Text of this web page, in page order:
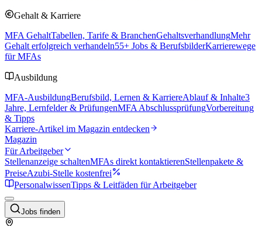
Gehalt & Karriere
MFA GehaltTabellen, Tarife & BranchenGehaltsverhandlungMehr
Gehalt erfolgreich verhandeln55+ Jobs & BerufsbilderKarrierewege
für MFAs
Ausbildung
MFA-AusbildungBerufsbild, Lernen & KarriereAblauf & Inhalte3
Jahre, Lernfelder & PrüfungenMFA AbschlussprüfungVorbereitung
& Tipps
Karriere-Artikel im Magazin entdecken
Magazin
Für Arbeitgeber
Stellenanzeige schaltenMFAs direkt kontaktierenStellenpakete &
PreiseAzubi-Stelle kostenfrei
PersonalwissenTipps & Leitfäden für Arbeitgeber
Jobs finden